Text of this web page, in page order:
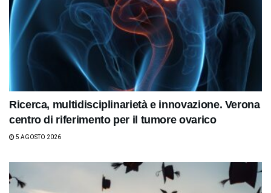
Ricerca, multidisciplinarietà e innovazione. Verona
centro di riferimento per il tumore ovarico
5 AGOSTO 2026